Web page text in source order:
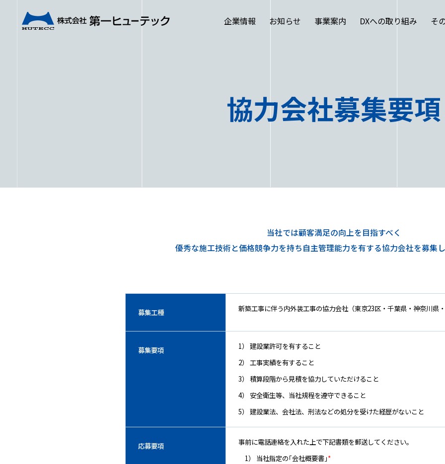
企業情報 お知らせ 事業案内 DXへの取り組み そ
お知らせ
実績紹介
DXへの取り組み
企業情報
企業理念
会社概要
役員紹介
事業所所在地
協力会社募集要項
当社では顧客満足の向上を目指すべく
優秀な施工技術と価格競争力を持ち自主管理能力を有する協力会社を募集し
募集工種 新築工事に伴う内外装工事の協力会社（東京23区・千葉県・神奈川県
募集要項
1） 建設業許可を有すること
2） 工事実績を有すること
3） 積算段階から見積を協力していただけること
4） 安全衛生等、当社規程を遵守できること
5） 建設業法、会社法、刑法などの処分を受けた経歴がないこと
応募要項
事前に電話連絡を入れた上で下記書類を郵送してください。
1） 当社指定の｢会社概要書｣*